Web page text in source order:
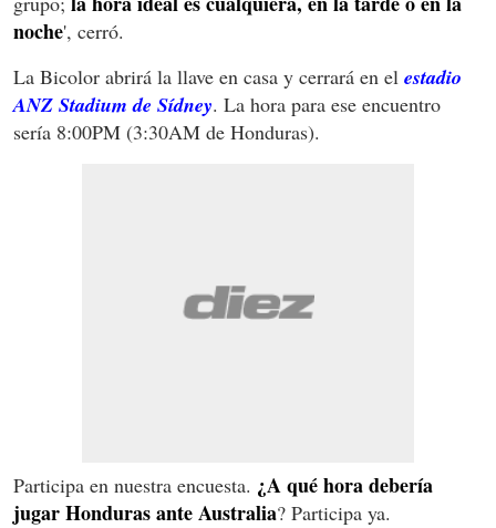
noche', cerró.
La Bicolor abrirá la llave en casa y cerrará en el estadio
ANZ Stadium de Sídney. La hora para ese encuentro
sería 8:00PM (3:30AM de Honduras).
Participa en nuestra encuesta. ¿A qué hora debería
jugar Honduras ante Australia? Participa ya.